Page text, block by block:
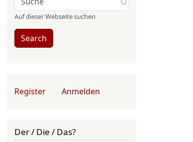
Auf dieser Webseite suchen
Search
User account menu
Register Anmelden
Der / Die / Das?